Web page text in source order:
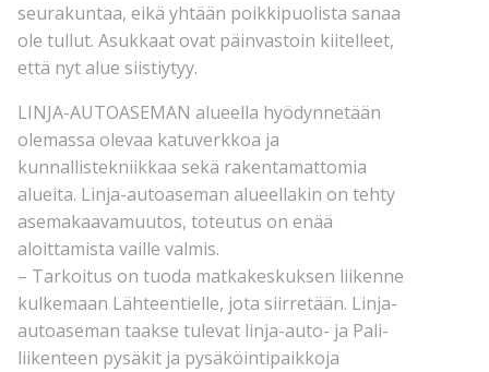
seurakuntaa, eikä yhtään poikkipuolista sanaa
ole tullut. Asukkaat ovat päinvastoin kiitelleet,
että nyt alue siistiytyy.
LINJA-AUTOASEMAN alueella hyödynnetään
olemassa olevaa katuverkkoa ja
kunnallistekniikkaa sekä rakentamattomia
alueita. Linja-autoaseman alueellakin on tehty
asemakaavamuutos, toteutus on enää
aloittamista vaille valmis.
– Tarkoitus on tuoda matkakeskuksen liikenne
kulkemaan Lähteentielle, jota siirretään. Linja-
autoaseman taakse tulevat linja-auto- ja Pali-
liikenteen pysäkit ja pysäköintipaikkoja